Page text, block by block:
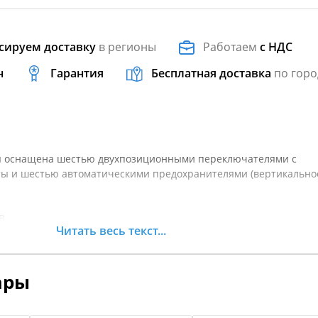
доставку в регионы Работаемс НДС
Гарантия Бесплатная доставка по
оснащена шестью двухпозиционными переключателями с
и шестью автоматическими предохранителями
Читать весь текст...